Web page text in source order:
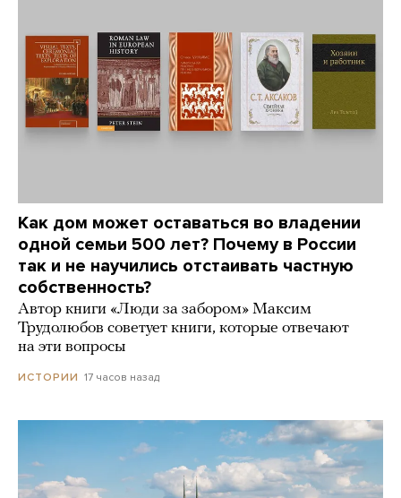
Как дом может оставаться во владении
одной семьи 500 лет? Почему в России
так и не научились отстаивать частную
собственность?
Автор книги «Люди за забором» Максим
Трудолюбов советует книги, которые отвечают
на эти вопросы
ИСТОРИИ 17 часов назад